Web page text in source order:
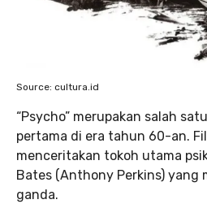
Source: cultura.id
“Psycho” merupakan salah
pertama di era tahun 60-an.
menceritakan tokoh utama
Bates (Anthony Perkins) yang
ganda.